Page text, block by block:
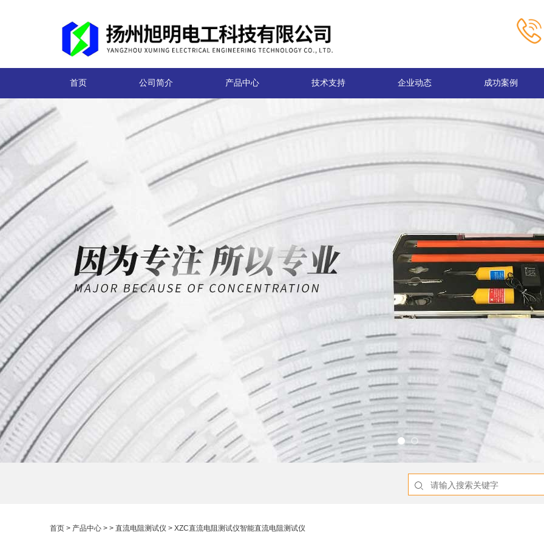
首页 公司简介 产品中心 技术支持 企业动态 成功案例
首页 > 产品中心 > > 直流电阻测试仪 > XZC直流电阻测试仪智能直流电阻测试仪